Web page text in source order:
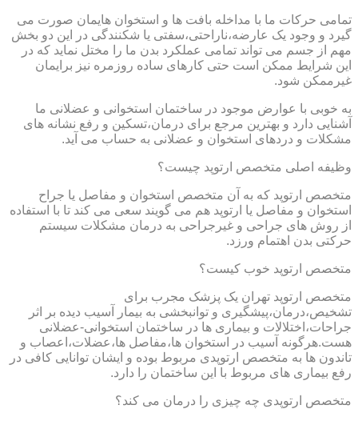
تمامی حرکات ما با مداخله بافت ها و استخوان هایمان صورت می
گیرد و وجود یک عارضه،ناراحتی،سفتی یا شکنندگی در این دو بخش
مهم از جسم می تواند تمامی عملکرد بدن ما را مختل نماید که در
این شرایط ممکن است حتی کارهای ساده روزمره نیز برایمان
غیرممکن شود.
به خوبی با عوارض موجود در ساختمان استخوانی و عضلانی ما
آشنایی دارد و بهترین مرجع برای درمان،تسکین و رفع نشانه های
مشکلات و دردهای استخوان و عضلانی به حساب می آید.
وظیفه اصلی متخصص ارتوپد چیست؟
متخصص ارتوپد که به آن متخصص استخوان و مفاصل یا جراح
استخوان و مفاصل یا ارتوپد هم می گویند سعی می کند تا با استفاده
از روش های جراحی و غیرجراحی به درمان مشکلات سیستم
حرکتی بدن اهتمام ورزد.
متخصص ارتوپد خوب کیست؟
متخصص ارتوپد تهران یک پزشک مجرب برای
تشخیص،درمان،پیشگیری و توانبخشی به بیمار آسیب دیده بر اثر
جراحات،اختلالات و بیماری ها در ساختمان استخوانی-عضلانی
هست.هرگونه آسیب در استخوان ها،مفاصل ها،عضلات،اعصاب و
تاندون ها به متخصص ارتوپدی مربوط بوده و ایشان توانایی کافی در
رفع بیماری های مربوط با این ساختمان را دارد.
متخصص ارتوپدی چه چیزی را درمان می کند؟